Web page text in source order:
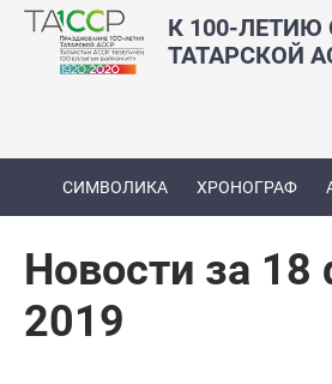
К 100-ЛЕТИЮ
ТАТАРСКОЙ
СИМВОЛИКА ХРОНОГРАФ
Новости за 18
2019